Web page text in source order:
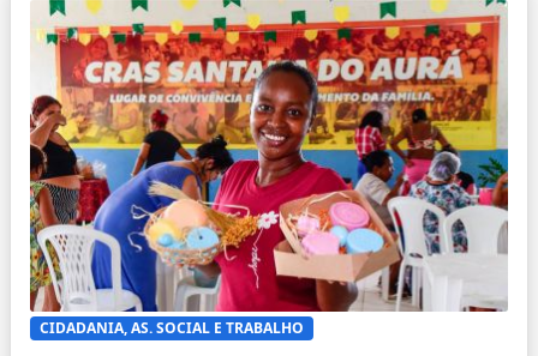
CIDADANIA, AS. SOCIAL E TRABALHO